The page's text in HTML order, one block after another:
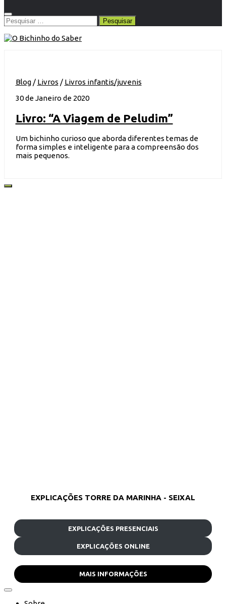
Pesquisar
por:
Blog/ Livros / Livros infantis/juvenis
30 de Janeiro de 2020
Livro: “A Viagem de Peludim”
Um bichinho curioso que aborda diferentes temas de
forma simples e inteligente para a compreensão dos
mais pequenos.
EXPLICAÇÕES TORRE DA MARINHA - SEIXAL
EXPLICAÇÕES PRESENCIAIS
EXPLICAÇÕES ONLINE
MAIS INFORMAÇÕES